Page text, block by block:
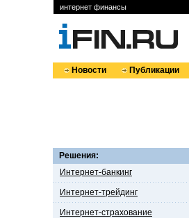
интернет финансы
Новости Публикации
Решения:
Интернет-банкинг
Интернет-трейдинг
Интернет-страхование